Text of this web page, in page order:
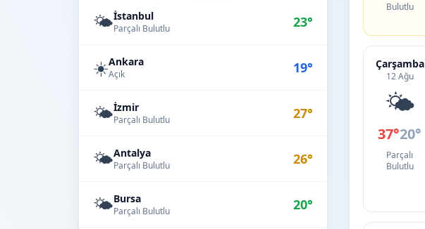
🌤️İstanbul
Parçalı Bulutlu 23°
☀️Ankara
Açık 19°
🌤️İzmir
Parçalı Bulutlu 27°
🌤️Antalya
Parçalı Bulutlu 26°
🌤️Bursa
Parçalı Bulutlu 20°
Bulutlu
Çarşamba
12 Ağu
🌤️
37°20°
Parçalı
Bulutlu